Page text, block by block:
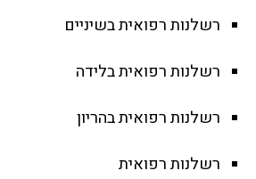
רשלנות רפואית בשיניים
רשלנות רפואית בלידה
רשלנות רפואית בהריון
רשלנות רפואית